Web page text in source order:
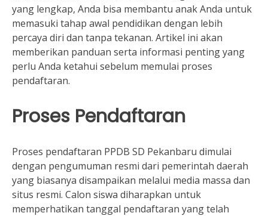
yang lengkap, Anda bisa membantu anak Anda untuk
memasuki tahap awal pendidikan dengan lebih
percaya diri dan tanpa tekanan. Artikel ini akan
memberikan panduan serta informasi penting yang
perlu Anda ketahui sebelum memulai proses
pendaftaran.
Proses Pendaftaran
Proses pendaftaran PPDB SD Pekanbaru dimulai
dengan pengumuman resmi dari pemerintah daerah
yang biasanya disampaikan melalui media massa dan
situs resmi. Calon siswa diharapkan untuk
memperhatikan tanggal pendaftaran yang telah